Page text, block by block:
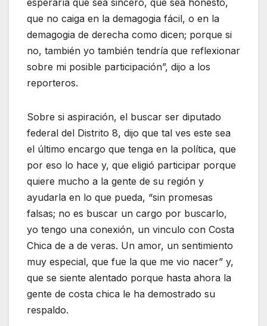
esperaría que sea sincero, que sea honesto,
que no caiga en la demagogia fácil, o en la
demagogia de derecha como dicen; porque si
no, también yo también tendría que reflexionar
sobre mi posible participación”, dijo a los
reporteros.
Sobre si aspiración, el buscar ser diputado
federal del Distrito 8, dijo que tal ves este sea
el último encargo que tenga en la política, que
por eso lo hace y, que eligió participar porque
quiere mucho a la gente de su región y
ayudarla en lo que pueda, “sin promesas
falsas; no es buscar un cargo por buscarlo,
yo tengo una conexión, un vinculo con Costa
Chica de a de veras. Un amor, un sentimiento
muy especial, que fue la que me vio nacer” y,
que se siente alentado porque hasta ahora la
gente de costa chica le ha demostrado su
respaldo.